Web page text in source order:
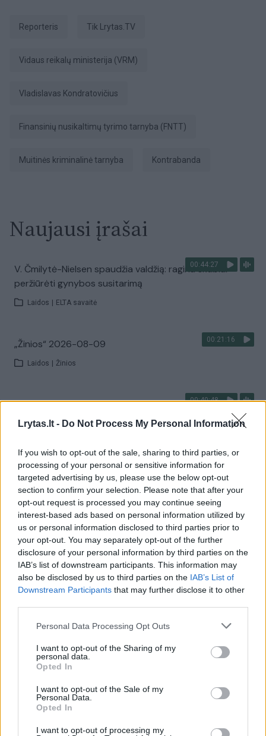
Lrytas.lt - Do Not Process My Personal Information
If you wish to opt-out of the sale, sharing to third parties, or
processing of your personal or sensitive information for
targeted advertising by us, please use the below opt-out
section to confirm your selection. Please note that after your
opt-out request is processed you may continue seeing
interest-based ads based on personal information utilized by
us or personal information disclosed to third parties prior to
your opt-out. You may separately opt-out of the further
disclosure of your personal information by third parties on the
IAB’s list of downstream participants. This information may
also be disclosed by us to third parties on the IAB’s List of
Downstream Participants that may further disclose it to other
Personal Data Processing Opt Outs
I want to opt-out of the Sharing of my
personal data.
Opted In
I want to opt-out of the Sale of my
Personal Data.
Opted In
I want to opt-out of processing my
Reporteris tik Lrytas.TV
Vidaus reikalų ministerija (VRM)
Vladislavas Kondratovičius
Finansinių nusikaltimų tyrimo tarnyba (FNTT)
Muitinės kriminalinė tarnyba Kontrabanda
Naujausi įrašai
00:44:27
V. Čmilytė-Nielsen spaudžia valdžią: ragina skubiai
peržiūrėti gynybos susitarimą
Laidos ELTA savaitė
00:21:16
„Žinios“ 2026-08-09
Laidos Žinios
00:40:48
D. Gaižauskas, P. Saudargas, T. Martinaitis: valdžia mus
nuramino ar išgąsdino?
00:00:52
Savaitės pradžia su lietumi ir perkūnija: temperatūra
dar sieks 30 laipsnių
Žinios | Orai
Visi įrašai
Žiūrimiausi įrašai
00:00:30
Vaizdai iš tragiškos avarijos Vilniaus r.: dviejų moterų ir
vaiko gyvybių išgelbėti nepavyko
Žinios Lietuvos diena
Savaitės vidurys nusimato karštas: temperatūra kils iki